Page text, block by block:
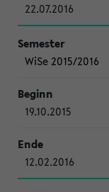
22.07.2016
WiSe 2015/2016
19.10.2015
12.02.2016